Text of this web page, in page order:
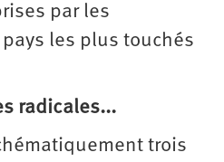
par les
les plus touchés
radicales...
trois